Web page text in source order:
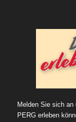
Melden Sie sich
PERG erleben